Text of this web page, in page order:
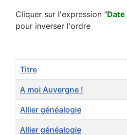
Cliquer sur l'expression "
pour inverser l'ordre
Titre
A moi Auvergne !
Allier généalogie
Allier généalogie